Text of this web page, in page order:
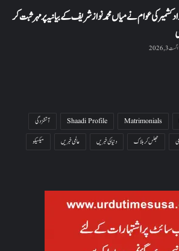
کشمیر کی عوام نے میاں محمد نواز شریف کے بیانیہ پر مہر ثبت کر
اگست 3, 2026
Matrimonials
Shaadi Profile
آتشزدگی
جھلس کر ہلاک دنیا کی خبریں عالمی خبریں
میکسیکو